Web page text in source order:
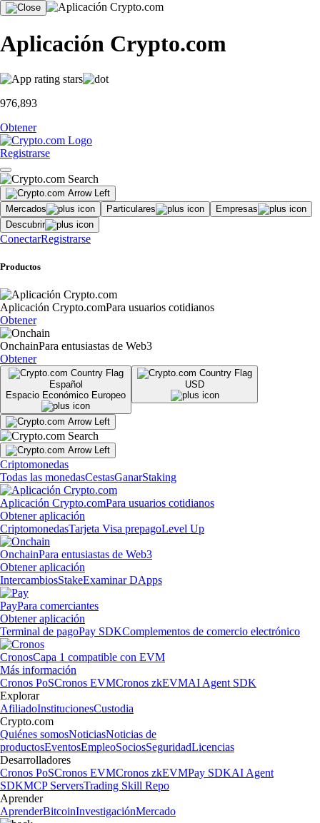
Aplicación Crypto.com
976,893
Obtener
Registrarse
Mercados Particulares
Empresas
Descubrir
ConectarRegistrarse
Productos
Aplicación Crypto.comPara usuarios cotidianos
Obtener
OnchainPara entusiastas de Web3
Obtener
Español
Espacio Económico Europeo
USD
Criptomonedas
Todas las monedasCestasGanarStaking
Aplicación Crypto.comPara usuarios cotidianos
Obtener aplicación
CriptomonedasTarjeta Visa prepagoLevel Up
OnchainPara entusiastas de Web3
Obtener aplicación
IntercambiosStakeExaminar DApps
PayPara comerciantes
Obtener aplicación
Terminal de pagoPay SDKComplementos de comercio electrónico
CronosCapa 1 compatible con EVM
Más información
Cronos PoSCronos EVMCronos zkEVMAI Agent SDK
Explorar
AfiliadoInstitucionesCustodia
Crypto.com
Quiénes somosNoticiasNoticias de
productosEventosEmpleoSociosSeguridadLicencias
Desarrolladores
Cronos PoSCronos EVMCronos zkEVMPay SDKAI Agent
SDKMCP ServersTrading Skill Repo
Aprender
AprenderBitcoinInvestigaciónMercado